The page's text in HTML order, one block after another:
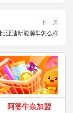
下一篇
比亚迪新能源车怎么样
阿婆牛杂加盟